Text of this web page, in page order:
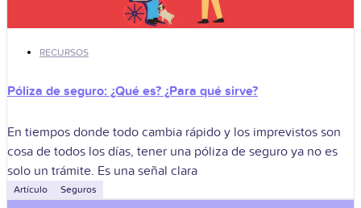
RECURSOS
Póliza de seguro: ¿Qué es? ¿Para qué sirve?
En tiempos donde todo cambia rápido y los imprevistos son
cosa de todos los días, tener una póliza de seguro ya no es
solo un trámite. Es una señal clara
Artículo Seguros